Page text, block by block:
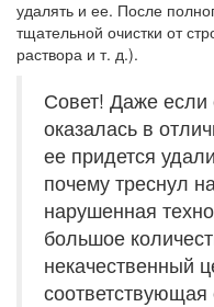
удалять и ее. После
тщательной очистки от
раствора и т. д.).
Совет! Даже если
оказалась в
ее придется
почему треснул
нарушенная
большое
некачественный
соответствующая